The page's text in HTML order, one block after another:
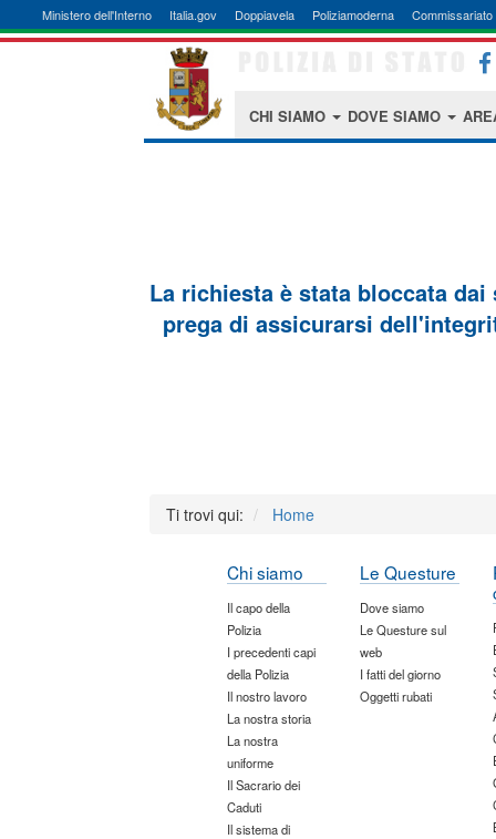
Ministero dell'Interno Italia.gov Doppiavela Poliziamoderna Commissariato
CHI SIAMO DOVE SIAMO
La richiesta è stata bloccata
prega di assicurarsi
Ti trovi qui: Home
Chi siamo
Il capo della
Polizia
I precedenti capi
della Polizia
Il nostro lavoro
La nostra storia
La nostra
uniforme
Il Sacrario dei
Caduti
Il sistema di
Le Questure
Dove siamo
Le Questure sul
web
I fatti del giorno
Oggetti rubati